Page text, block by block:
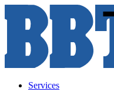
Services